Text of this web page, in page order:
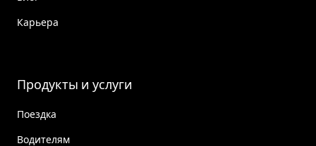
Карьера
Продукты и услуги
Поездка
Водителям